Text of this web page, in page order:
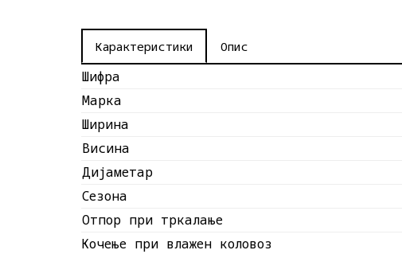
Карактеристики Опис
Шифра
Марка
Ширина
Висина
Дијаметар
Сезона
Отпор при тркалање
Кочење при влажен коловоз